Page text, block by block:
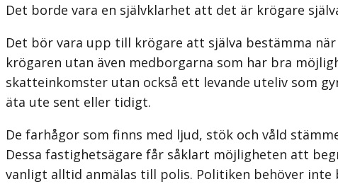
Det borde vara en självklarhet att det är krögare
Det bör vara upp till krögare att själva bestämma
krögaren utan även medborgarna som har bra
skatteinkomster utan också ett levande uteliv som
äta ute sent eller tidigt.
De farhågor som finns med ljud, stök och våld
Dessa fastighetsägare får såklart möjligheten att
vanligt alltid anmälas till polis. Politiken behöver